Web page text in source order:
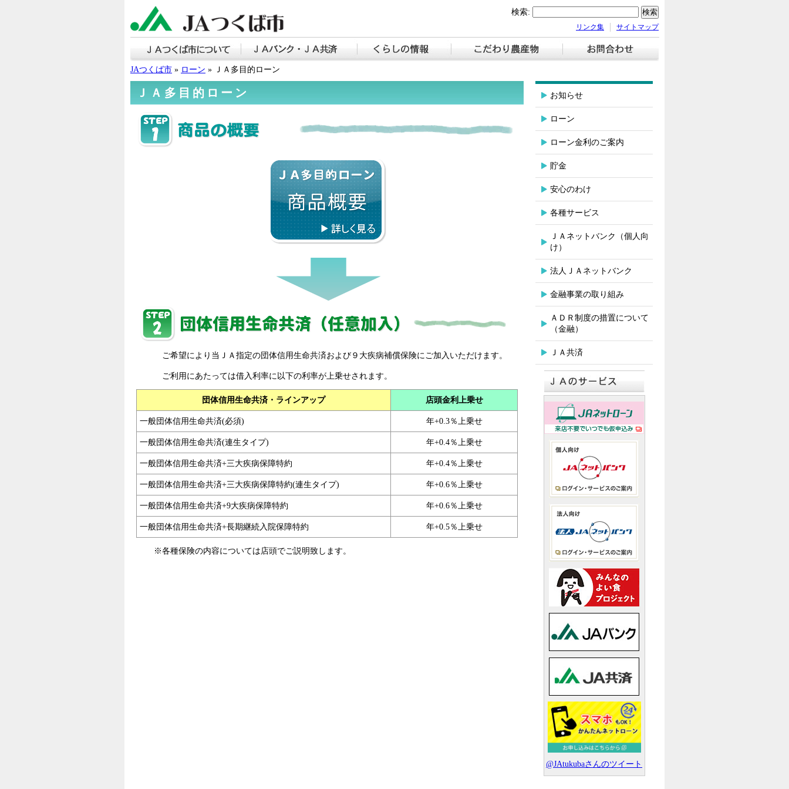
検索:
サイトマップ
リンク集
ＪＡつくば市について ＪＡバンク・ＪＡ共済 くらしの情報【お知らせ】 こだわり農産物
JAつくば市 » ローン » ＪＡ多目的ローン
ＪＡ多目的ローン
ご希望により当ＪＡ指定の団体信用生命共済および９大疾病補償保険にご加入いただけます。
ご利用にあたっては借入利率に以下の利率が上乗せされます。
団体信用生命共済・ラインアップ 店頭金利上乗せ
一般団体信用生命共済(必須) 年+0.3％上乗せ
一般団体信用生命共済(連生タイプ) 年+0.4％上乗せ
一般団体信用生命共済+三大疾病保障特約 年+0.4％上乗せ
一般団体信用生命共済+三大疾病保障特約(連生タイプ) 年+0.6％上乗せ
一般団体信用生命共済+9大疾病保障特約 年+0.6％上乗せ
一般団体信用生命共済+長期継続入院保障特約 年+0.5％上乗せ
※各種保険の内容については店頭でご説明致します。
お知らせ
ローン
ローン金利のご案内
貯金
安心のわけ
各種サービス
ＪＡネットバンク（個人向
け）
法人ＪＡネットバンク
金融事業の取り組み
ＡＤＲ制度の措置について
（金融）
ＪＡ共済
@JAtukubaさんのツイート